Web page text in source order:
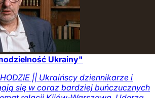
Ukrainy"
|| Ukraińscy dziennikarze i
się w coraz bardziej buńczucznych